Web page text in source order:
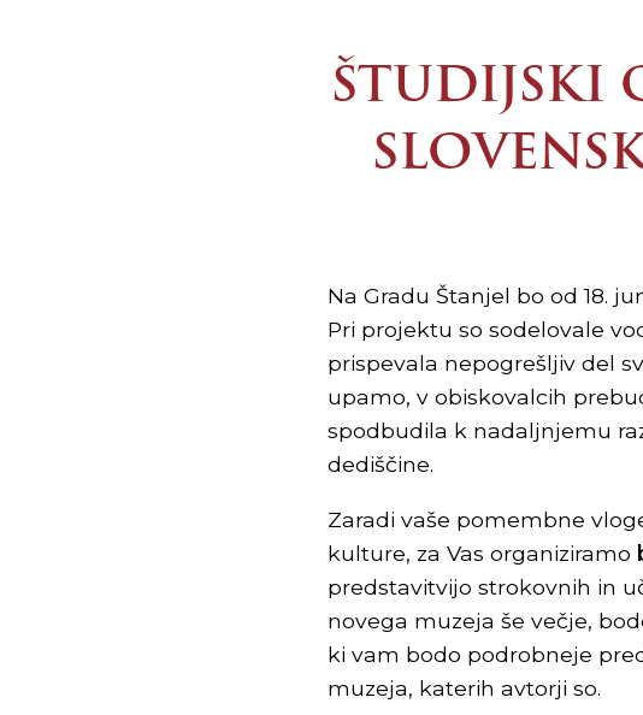
ŠTUDIJSKI
Na Gradu Štanjel bo od 18.
Pri projektu so sodelovale
prispevala nepogrešljiv del
upamo, v obiskovalcih
spodbudila k nadaljnjemu
dediščine.
Zaradi vaše pomembne
kulture, za Vas organiziramo
predstavitvijo strokovnih in
novega muzeja še večje,
ki vam bodo podrobneje
muzeja, katerih avtorji so.